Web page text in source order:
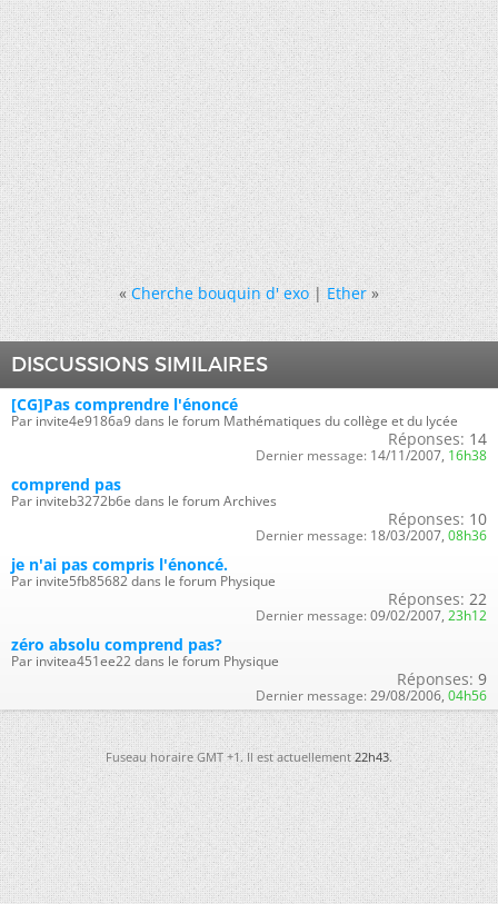
« Cherche bouquin d' exo|Ether »
DISCUSSIONS SIMILAIRES
[CG]Pas comprendre l'énoncé
Par invite4e9186a9 dans le forum Mathématiques du collège et du lycée
Réponses: 14
Dernier message: 14/11/2007, 16h38
comprend pas
Par inviteb3272b6e dans le forum Archives
Réponses: 10
Dernier message: 18/03/2007, 08h36
je n'ai pas compris l'énoncé.
Par invite5fb85682 dans le forum Physique
Réponses: 22
Dernier message: 09/02/2007, 23h12
zéro absolu comprend pas?
Par invitea451ee22 dans le forum Physique
Réponses: 9
Dernier message: 29/08/2006, 04h56
Fuseau horaire GMT +1. Il est actuellement22h43.